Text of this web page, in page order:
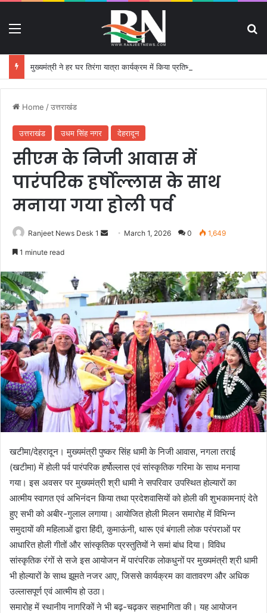
मुख्यमंत्री ने हर घर तिरंगा यात्रा कार्यक्रम में किया प्रतिभाग
Home /उत्तराखंड
उत्तराखंड उधम सिंह नगर देहरादून
सीएम के निजी आवास में
पारंपरिक हर्षोल्लास के साथ
मनाया गया होली पर्व
Ranjeet News Desk 1
a
n
e
m
a
i
l
March 1, 2026 0 1,649
1 minute read
खटीमा/देहरादून। मुख्यमंत्री पुष्कर सिंह धामी के निजी आवास, नगला तराई
(खटीमा) में होली पर्व पारंपरिक हर्षोल्लास एवं सांस्कृतिक गरिमा के साथ मनाया
गया। इस अवसर पर मुख्यमंत्री श्री धामी ने सपरिवार उपस्थित होल्यारों का
आत्मीय स्वागत एवं अभिनंदन किया तथा प्रदेशवासियों को होली की शुभकामनाएं देते
हुए सभी को अबीर-गुलाल लगाया। आयोजित होली मिलन समारोह में विभिन्न
समुदायों की महिलाओं द्वारा हिंदी, कुमाऊंनी, थारू एवं बंगाली लोक परंपराओं पर
आधारित होली गीतों और सांस्कृतिक प्रस्तुतियों ने समां बांध दिया। विविध
सांस्कृतिक रंगों से सजे इस आयोजन में पारंपरिक लोकधुनों पर मुख्यमंत्री श्री धामी
भी होल्यारों के साथ झूमते नजर आए, जिससे कार्यक्रम का वातावरण और अधिक
उल्लासपूर्ण एवं आत्मीय हो उठा।
समारोह में स्थानीय नागरिकों ने भी बढ़-चढ़कर सहभागिता की। यह आयोजन